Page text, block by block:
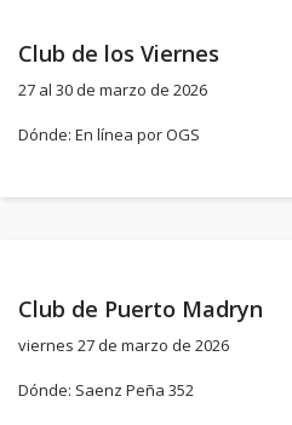
Club de los Viernes
27 al 30 de marzo de 2026
Dónde: En línea por OGS
Club de Puerto Madryn
viernes 27 de marzo de 2026
Dónde: Saenz Peña 352